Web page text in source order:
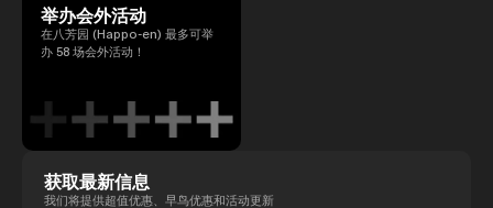
举办会外活动
在八芳园 (Happo-en) 最多可举
办 58 场会外活动！
获取最新信息
我们将提供超值优惠、早鸟优惠和活动更新